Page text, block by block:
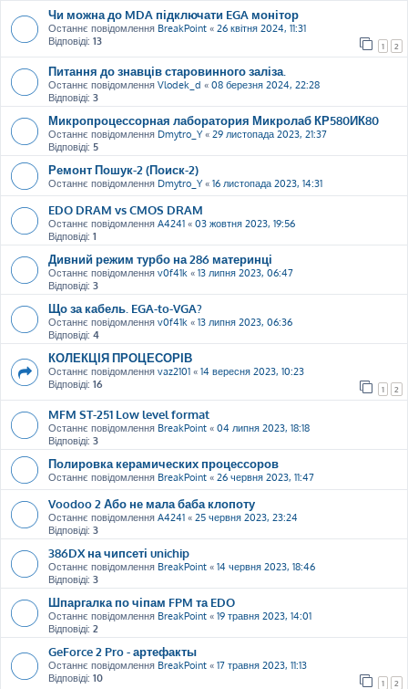
Чи можна до MDA підключати EGA монітор
Останнє повідомлення BreakPoint « 26 квітня 2024, 11:31
Відповіді: 13 1 2
Питання до знавців старовинного заліза.
Останнє повідомлення Vlodek_d « 08 березня 2024, 22:28
Відповіді: 3
Микропроцессорная лаборатория Микролаб КР580ИК80
Останнє повідомлення Dmytro_Y« 29 листопада 2023, 21:37
Відповіді: 5
Ремонт Пошук-2 (Поиск-2)
Останнє повідомлення Dmytro_Y« 16 листопада 2023, 14:31
EDO DRAM vs CMOS DRAM
Останнє повідомлення A4241 « 03 жовтня 2023, 19:56
Відповіді: 1
Дивний режим турбо на 286 материнці
Останнє повідомлення v0f41k « 13 липня 2023, 06:47
Відповіді: 3
Що за кабель. EGA-to-VGA?
Останнє повідомлення v0f41k « 13 липня 2023, 06:36
Відповіді: 4
КОЛЕКЦІЯ ПРОЦЕСОРІВ
Останнє повідомлення vaz2101 « 14 вересня 2023, 10:23
Відповіді: 16 1 2
MFM ST-251 Low level format
Останнє повідомлення BreakPoint « 04 липня 2023, 18:18
Відповіді: 3
Полировка керамических процессоров
Останнє повідомлення BreakPoint « 26 червня 2023, 11:47
Voodoo 2 Або не мала баба клопоту
Останнє повідомлення A4241 « 25 червня 2023, 23:24
Відповіді: 3
386DX на чипсеті unichip
Останнє повідомлення BreakPoint « 14 червня 2023, 18:46
Відповіді: 3
Шпаргалка по чіпам FPM та EDO
Останнє повідомлення BreakPoint « 19 травня 2023, 14:01
Відповіді: 2
GeForce 2 Pro - артефакты
Останнє повідомлення BreakPoint « 17 травня 2023, 11:13
Відповіді: 10 1 2